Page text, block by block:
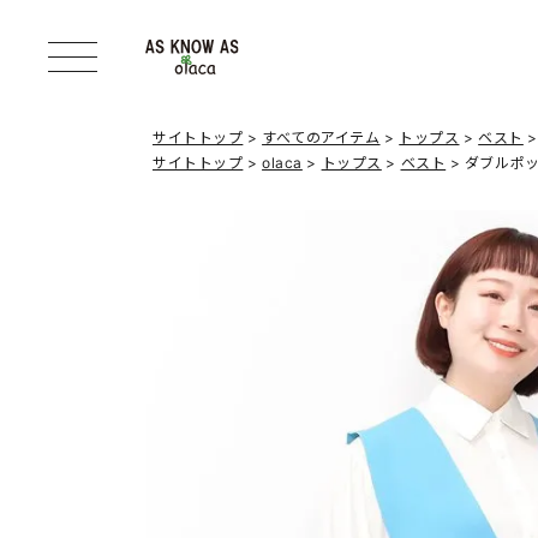
サイトトップ すべてのアイテム トップス
ベスト
サイトトップ
olaca トップス ベスト ダブルポ